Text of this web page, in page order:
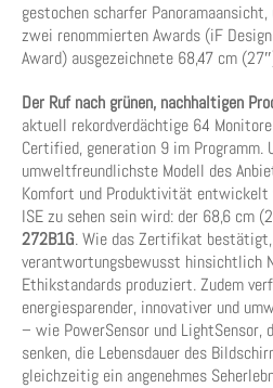
gestochen scharfer
zwei renommierten Awards (iF
Award) ausgezeichnete 68,47 cm
Der Ruf nach grünen, nachhaltigen
aktuell rekordverdächtige 64
Certified, generation 9 im Programm.
umweltfreundlichste Modell des
Komfort und Produktivität entwickelt
ISE zu sehen sein wird: der 68,6 cm
272B1G. Wie das Zertifikat
verantwortungsbewusst hinsichtlich
Ethikstandards produziert. Zudem
energiesparender, innovativer und
– wie PowerSensor und LightSensor,
senken, die Lebensdauer des
gleichzeitig ein angenehmes